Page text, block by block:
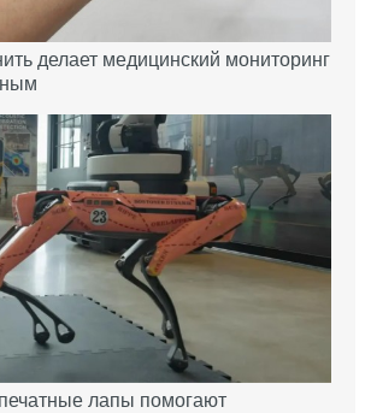
делает медицинский мониторинг
лапы помогают